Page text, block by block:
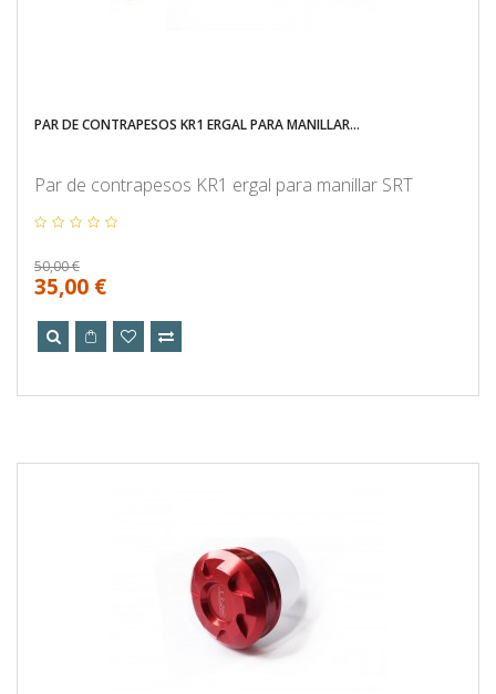
PAR DE CONTRAPESOS KR1 ERGAL PARA MANILLAR...
Par de contrapesos KR1 ergal para manillar SRT
50,00 €
35,00 €